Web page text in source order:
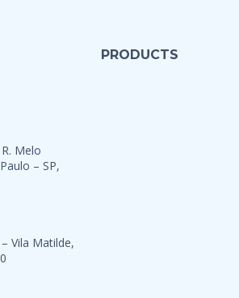
Melo
– SP,
Vila Matilde,
PRODUCTS